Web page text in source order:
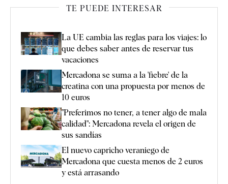
TE PUEDE INTERESAR
La UE cambia las reglas para los viajes: lo
que debes saber antes de reservar tus
vacaciones
Mercadona se suma a la 'fiebre' de la
creatina con una propuesta por menos de
10 euros
"Preferimos no tener, a tener algo de mala
calidad": Mercadona revela el origen de
sus sandías
El nuevo capricho veraniego de
Mercadona que cuesta menos de 2 euros
y está arrasando